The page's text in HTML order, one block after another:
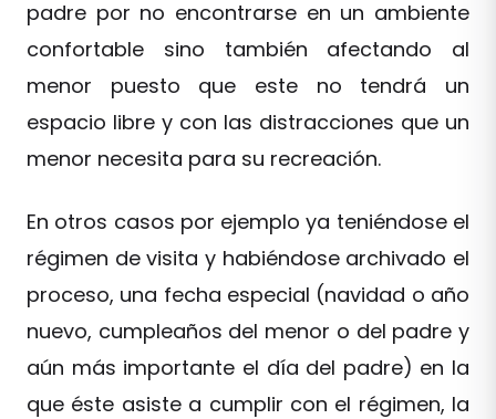
padre por no encontrarse en un ambiente
confortable sino también afectando al
menor puesto que este no tendrá un
espacio libre y con las distracciones que un
menor necesita para su recreación.
En otros casos por ejemplo ya teniéndose el
régimen de visita y habiéndose archivado el
proceso, una fecha especial (navidad o año
nuevo, cumpleaños del menor o del padre y
aún más importante el día del padre) en la
que éste asiste a cumplir con el régimen, la